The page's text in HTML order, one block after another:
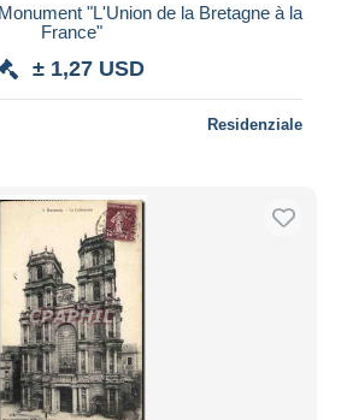
"L'Union de la Bretagne à la
France"
± 1,27 USD
Residenziale